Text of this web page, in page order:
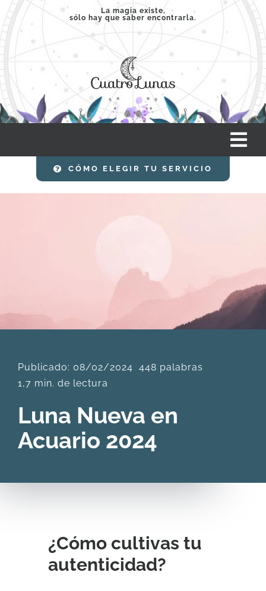
Saltar
contenido
La magia existe,
sólo hay que saber encontrarla.
INICIO
PRODUCTOS
ARTÍCULOS
ACERCA
CONTACTO
CÓMO ELEGIR TU SERVICIO
Publicado: 08/02/2024 448 palabras
1,7 min. de lectura
Luna Nueva en
Acuario 2024
¿Cómo cultivas tu
autenticidad?